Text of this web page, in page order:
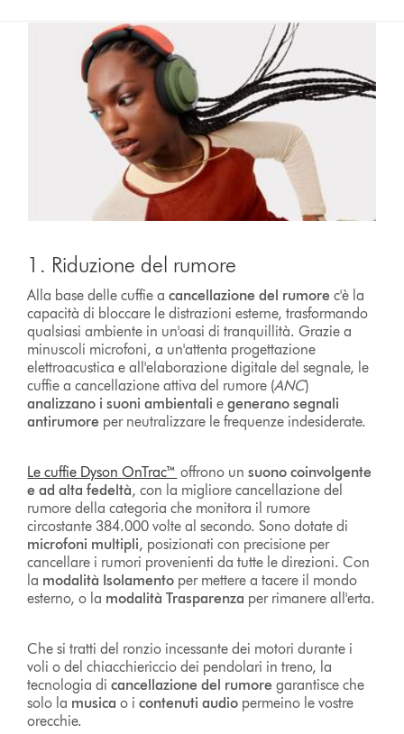
1. Riduzione del rumore
Alla base delle cuffie acancellazione del rumore c'è la
capacità di bloccare le distrazioni esterne, trasformando
qualsiasi ambiente in un'oasi di tranquillità. Grazie a
minuscoli microfoni, a un'attenta progettazione
elettroacustica e all'elaborazione digitale del segnale, le
cuffie a cancellazione attiva del rumore (ANC)
analizzano i suoni ambientali egenerano segnali
antirumore per neutralizzare le frequenze indesiderate.
Le cuffie Dyson OnTrac™ offrono un suono coinvolgente
e ad alta fedeltà, con la migliore cancellazione del
rumore della categoria che monitora il rumore
circostante 384.000 volte al secondo. Sono dotate di
microfoni multipli, posizionati con precisione per
cancellare i rumori provenienti da tutte le direzioni. Con
la modalità Isolamento per mettere a tacere il mondo
esterno, o la modalità Trasparenza per rimanere all'erta.
Che si tratti del ronzio incessante dei motori durante i
voli o del chiacchiericcio dei pendolari in treno, la
tecnologia dicancellazione del rumore garantisce che
solo la musica o icontenuti audio permeino le vostre
orecchie.